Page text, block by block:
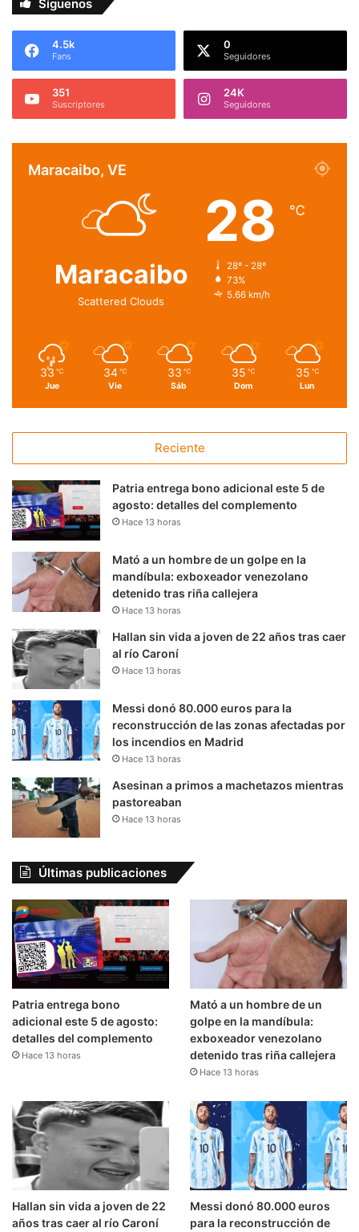
Síguenos
4.5k
Fans
0
Seguidores
351
Suscriptores
24K
Seguidores
Maracaibo, VE
Maracaibo
Scattered Clouds
28 ℃
28º - 28º
73%
5.66 km/h
33 ℃
Jue
34 ℃
Vie
33 ℃
Sáb
35 ℃
Dom
35 ℃
Lun
Reciente
Patria entrega bono adicional este 5 de
agosto: detalles del complemento
Hace 13 horas
Mató a un hombre de un golpe en la
mandíbula: exboxeador venezolano
detenido tras riña callejera
Hace 13 horas
Hallan sin vida a joven de 22 años tras caer
al río Caroní
Hace 13 horas
Messi donó 80.000 euros para la
reconstrucción de las zonas afectadas por
los incendios en Madrid
Hace 13 horas
Asesinan a primos a machetazos mientras
pastoreaban
Hace 13 horas
Últimas publicaciones
Patria entrega bono
adicional este 5 de agosto:
detalles del complemento
Hace 13 horas
Mató a un hombre de un
golpe en la mandíbula:
exboxeador venezolano
detenido tras riña callejera
Hace 13 horas
Hallan sin vida a joven de 22
años tras caer al río Caroní
Messi donó 80.000 euros
para la reconstrucción de